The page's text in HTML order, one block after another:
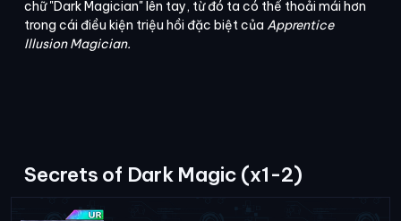
chữ "Dark Magician" lên tay, từ đó ta có thể thoải mái hơn
trong cái điều kiện triệu hồi đặc biệt của Apprentice
Illusion Magician.
Secrets of Dark Magic (x1-2)